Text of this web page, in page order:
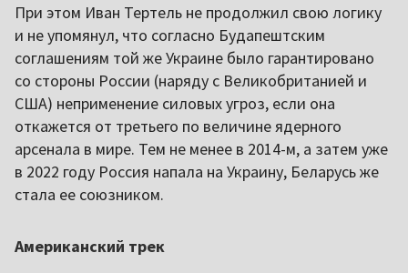
При этом Иван Тертель не продолжил свою логику
и не упомянул, что согласно Будапештским
соглашениям той же Украине было гарантировано
со стороны России (наряду с Великобританией и
США) неприменение силовых угроз, если она
откажется от третьего по величине ядерного
арсенала в мире. Тем не менее в 2014-м, а затем уже
в 2022 году Россия напала на Украину, Беларусь же
стала ее союзником.
Американский трек